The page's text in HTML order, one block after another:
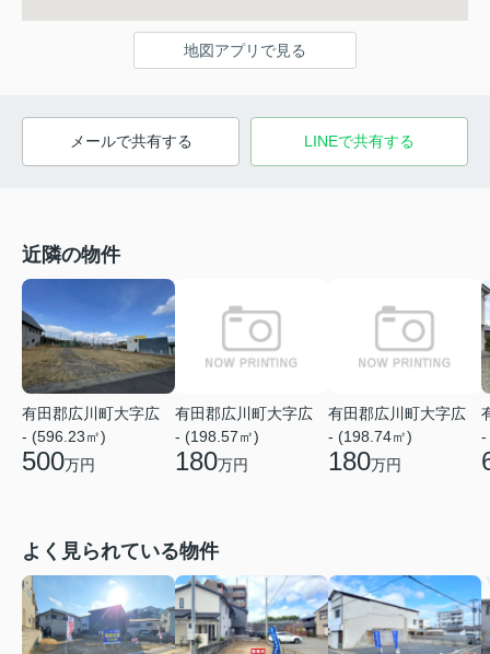
地図アプリで見る
メールで共有する LINEで共有する
近隣の物件
有田郡広川町大字広
- (596.23㎡)
500万円
有田郡広川町大字広
- (198.57㎡)
180万円
有田郡広川町大字広
- (198.74㎡)
180万円
-
よく見られている物件